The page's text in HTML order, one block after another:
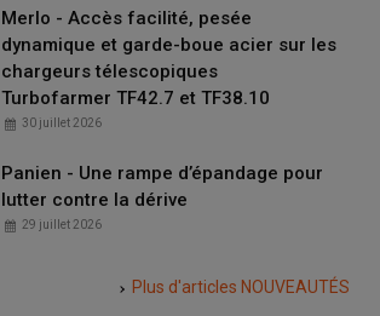
Merlo - Accès facilité, pesée
dynamique et garde-boue acier sur les
chargeurs télescopiques
Turbofarmer TF42.7 et TF38.10
30 juillet 2026
Panien - Une rampe d’épandage pour
lutter contre la dérive
29 juillet 2026
Plus d'articles NOUVEAUTÉS